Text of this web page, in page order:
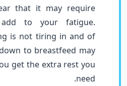
that it may require
to your fatigue.
is not tiring in and of
to breastfeed may
get the extra rest you
need.